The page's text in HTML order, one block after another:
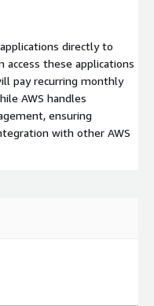
directly to
access these applications
pay recurring monthly
AWS handles
ensuring
with other AWS